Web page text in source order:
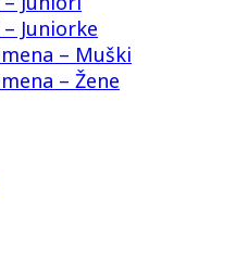
Juniorke
– Muški
– Žene